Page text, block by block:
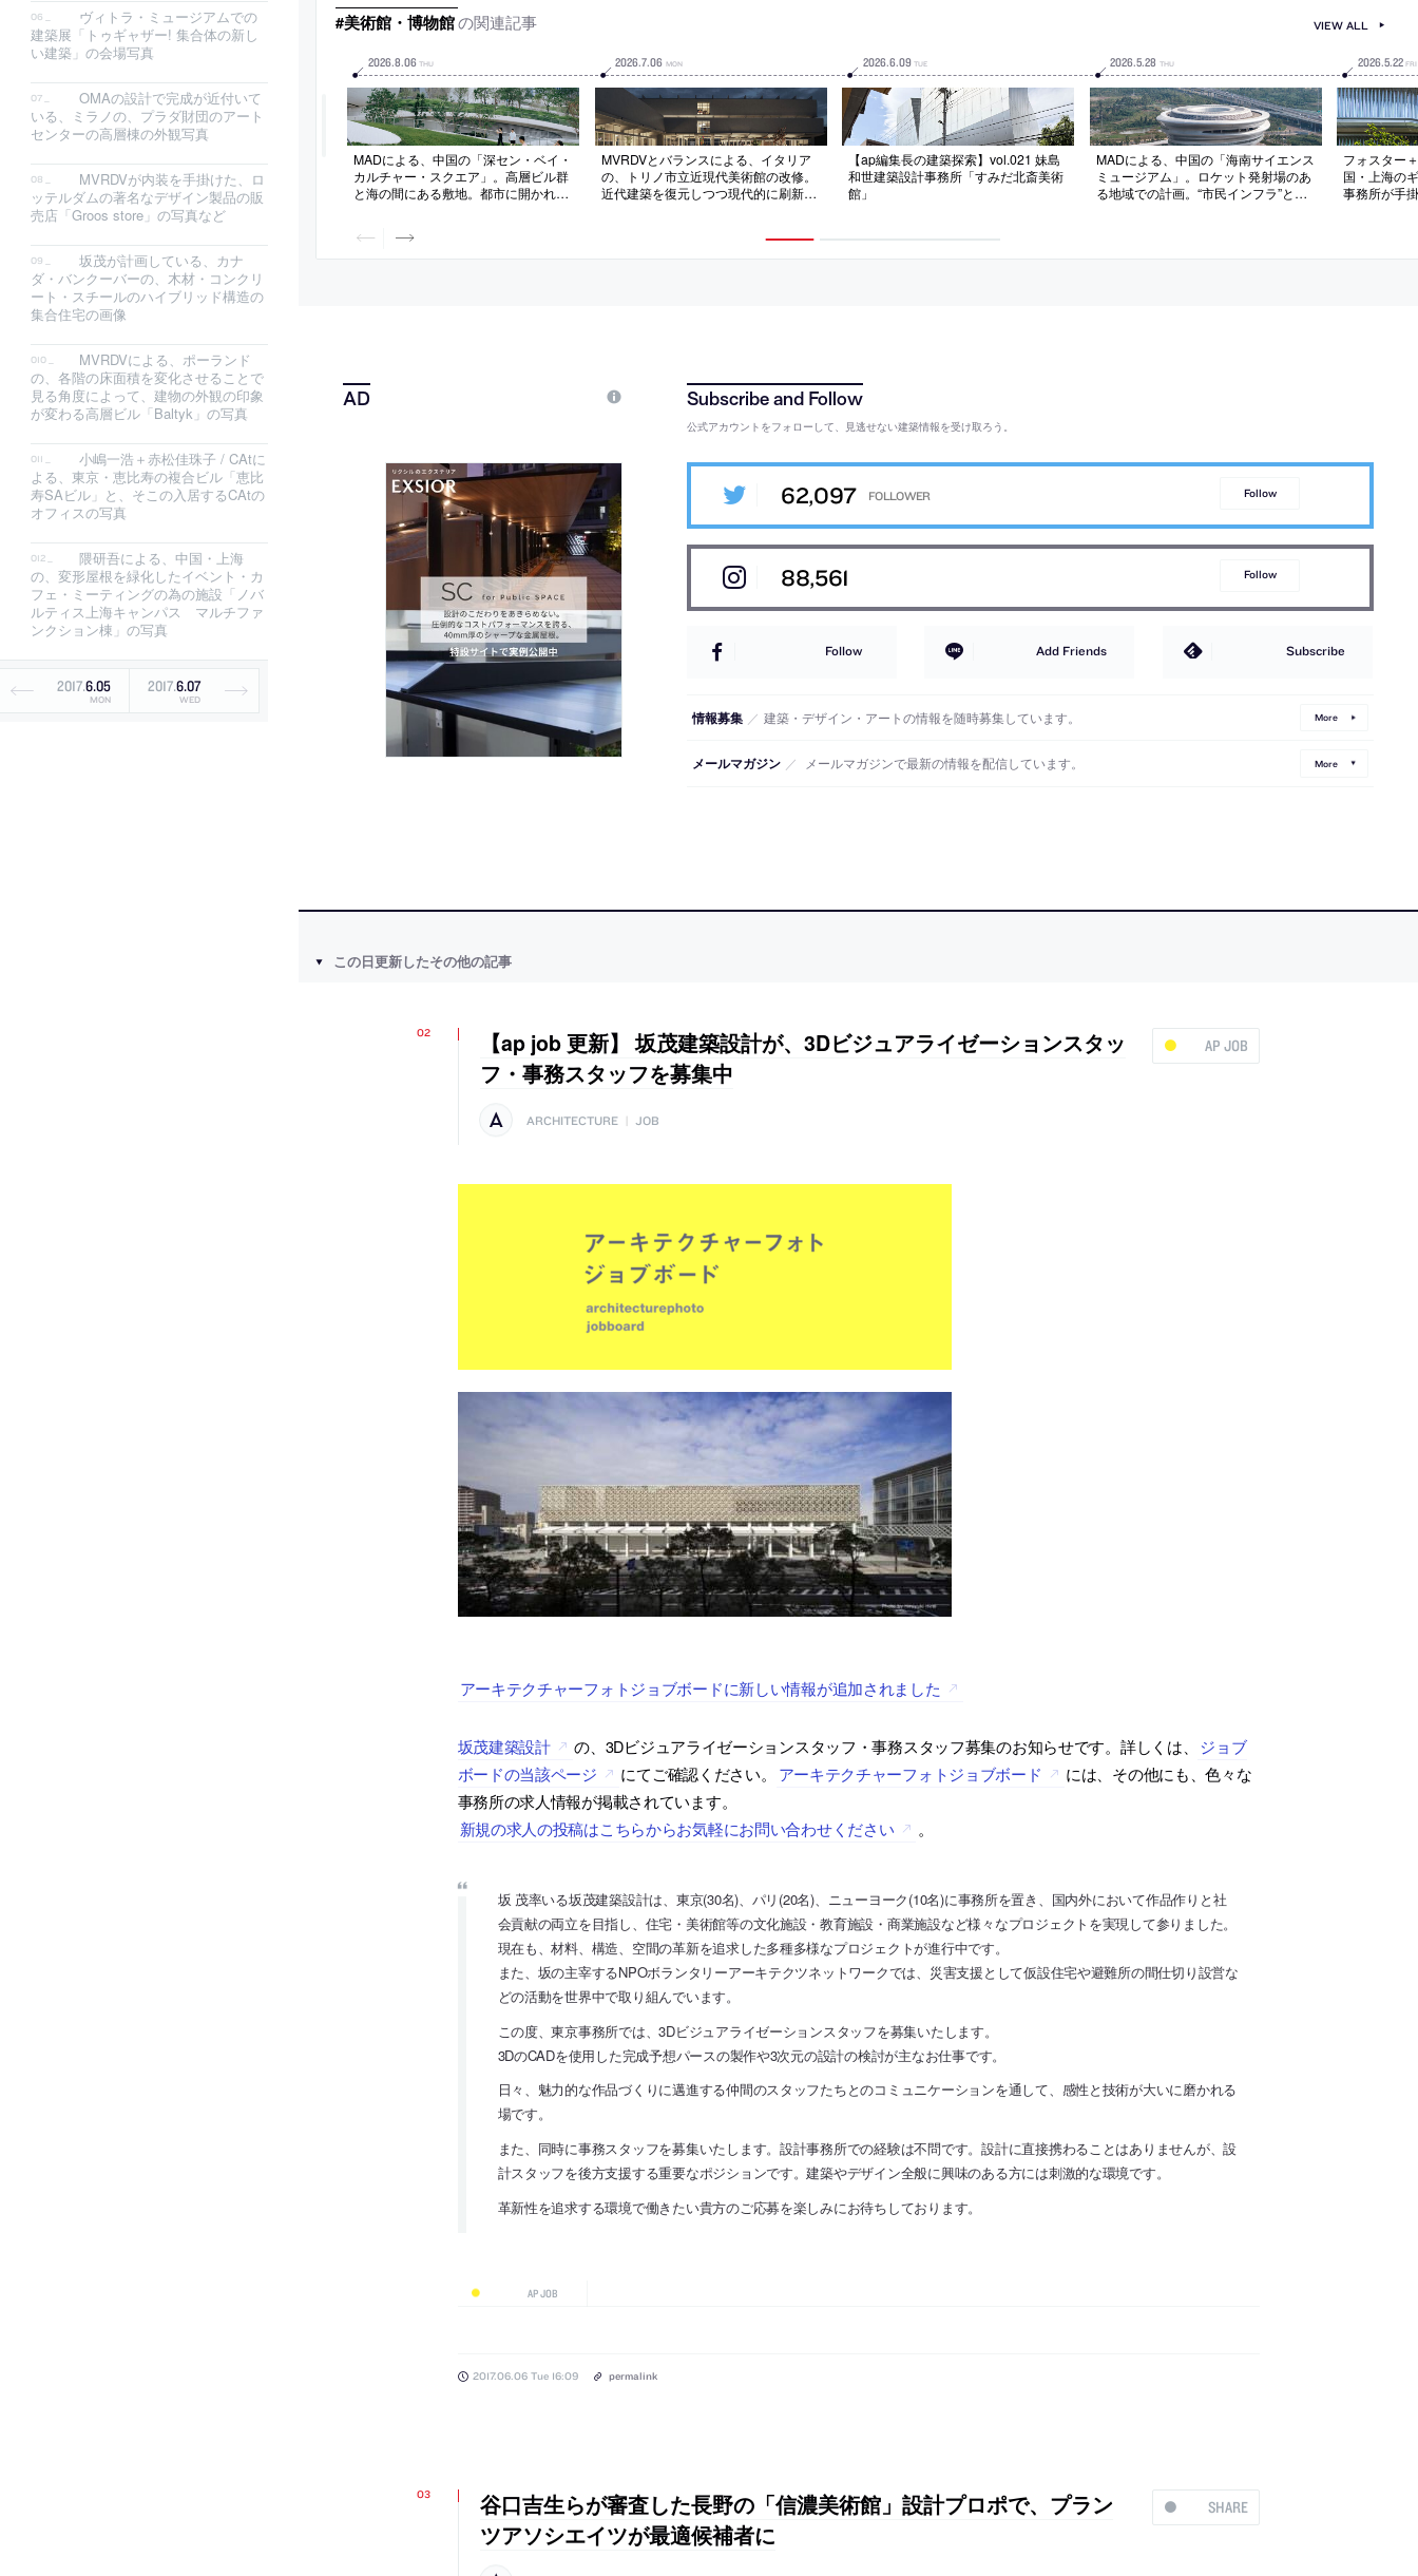
ヴィトラ・ミュージアムでの
建築展「トゥギャザー! 集合体の新し
い建築」の会場写真
OMAの設計で完成が近付いて
いる、ミラノの、プラダ財団のアート
センターの高層棟の外観写真
MVRDVが内装を手掛けた、ロ
ッテルダムの著名なデザイン製品の販
売店「Groos store」の写真など
坂茂が計画している、カナ
ダ・バンクーバーの、木材・コンクリ
ート・スチールのハイブリッド構造の
集合住宅の画像
MVRDVによる、ポーランド
の、各階の床面積を変化させることで
見る角度によって、建物の外観の印象
が変わる高層ビル「Baltyk」の写真
小嶋一浩＋赤松佳珠子 / CAtに
よる、東京・恵比寿の複合ビル「恵比
寿SAビル」と、そこの入居するCAtの
オフィスの写真
隈研吾による、中国・上海
の、変形屋根を緑化したイベント・カ
フェ・ミーティングの為の施設「ノバ
ルティス上海キャンパス マルチファ
ンクション棟」の写真
2017.6.05
MON
2017.6.07
WED
#美術館・博物館の関連記事
2026.8.06 THU
MADによる、中国の「深セン・ベイ・
カルチャー・スクエア」。高層ビル群
と海の間にある敷地。都市に開かれた
ドスケープ”としての建築を考案。“太
古の未来”の発想の下に量塊は“石”にな
2026.7.06 MON
MVRDVとバランスによる、イタリア
の、トリノ市立近現代美術館の改修。
近代建築を復元しつつ現代的に刷新す
ションを鑑賞できる“オープン収蔵”の
空間も構築。地上階を横断可能な公共
2026.6.09 TUE
【ap編集長の建築探索】vol.021 妹島
和世建築設計事務所「すみだ北斎美術
館」
2026.5.28 THU
MADによる、中国の「海南サイエンス
ミュージアム」。ロケット発射場のあ
る地域での計画。“市民インフラ”とし
は“螺旋状のひとつの動線”で接続され
2026.5.22 FRI
フォスター
国・上海の
事務所が手
を反射する
VIEW ALL
公式アカウントをフォローして、見逃せない建築情報を受け取ろう。
62,097 Follow
88,561 Follow
Follow Add Friends Subscribe
情報募集 ／ 建築・デザイン・アートの情報を随時募集しています。 More
メールマガジン ／ メールマガジンで最新の情報を配信しています。 More
この日更新したその他の記事
AP JOB
【ap job 更新】 坂茂建築設計が、3Dビジュアライゼーションスタッ
フ・事務スタッフを募集中
ARCHITECTURE | JOB
アーキテクチャーフォトジョブボードに新しい情報が追加されました
坂茂建築設計 の、3Dビジュアライゼーションスタッフ・事務スタッフ募集のお知らせです。詳しくは、
ジョブ
ボードの当該ページ
にてご確認ください。 アーキテクチャーフォトジョブボード
には、その他にも、色々な
事務所の求人情報が掲載されています。
新規の求人の投稿はこちらからお気軽にお問い合わせください
。
坂 茂率いる坂茂建築設計は、東京(30名)、パリ(20名)、ニューヨーク(10名)に事務所を置き、国内外において作品作りと社
会貢献の両立を目指し、住宅・美術館等の文化施設・教育施設・商業施設など様々なプロジェクトを実現して参りました。
現在も、材料、構造、空間の革新を追求した多種多様なプロジェクトが進行中です。
また、坂の主宰するNPOボランタリーアーキテクツネットワークでは、災害支援として仮設住宅や避難所の間仕切り設営な
どの活動を世界中で取り組んでいます。
この度、東京事務所では、3Dビジュアライゼーションスタッフを募集いたします。
3DのCADを使用した完成予想パースの製作や3次元の設計の検討が主なお仕事です。
日々、魅力的な作品づくりに邁進する仲間のスタッフたちとのコミュニケーションを通して、感性と技術が大いに磨かれる
場です。
また、同時に事務スタッフを募集いたします。設計事務所での経験は不問です。設計に直接携わることはありませんが、設
計スタッフを後方支援する重要なポジションです。建築やデザイン全般に興味のある方には刺激的な環境です。
革新性を追求する環境で働きたい貴方のご応募を楽しみにお待ちしております。
AP JOB
2017.06.06 Tue 16:09 permalink
SHARE
谷口吉生らが審査した長野の「信濃美術館」設計プロポで、プラン
ツアソシエイツが最適候補者に